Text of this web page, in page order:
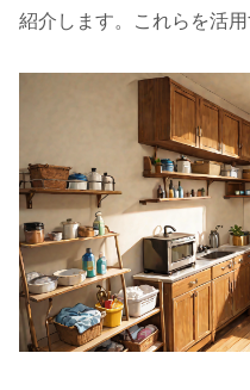
紹介します。これらを活